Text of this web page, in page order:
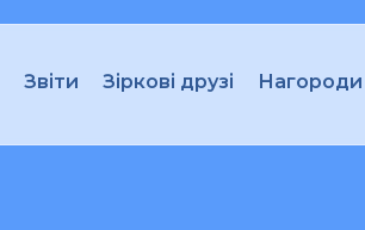
Звіти Зіркові друзі Нагороди